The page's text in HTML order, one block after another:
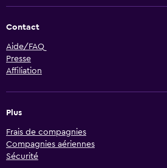
Contact
Aide/FAQ
Presse
Affiliation
Plus
Frais de compagnies
Compagnies aériennes
Sécurité